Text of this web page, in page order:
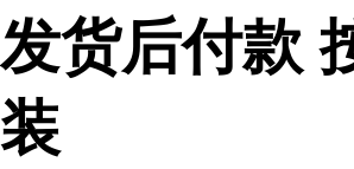
发货后付款
装